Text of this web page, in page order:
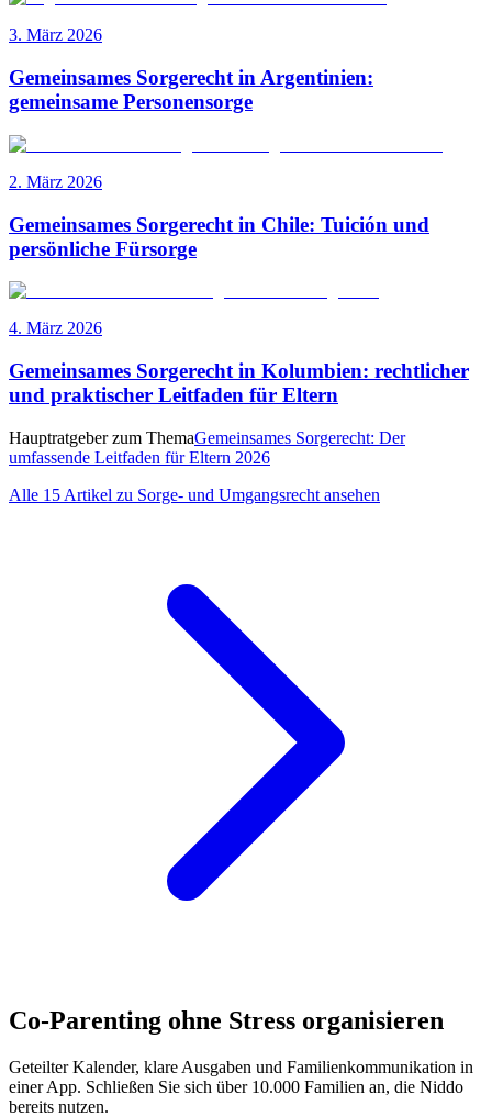
3. März 2026
Gemeinsames Sorgerecht in Argentinien:
gemeinsame Personensorge
2. März 2026
Gemeinsames Sorgerecht in Chile: Tuición und
persönliche Fürsorge
4. März 2026
Gemeinsames Sorgerecht in Kolumbien: rechtlicher
und praktischer Leitfaden für Eltern
Hauptratgeber zum ThemaGemeinsames Sorgerecht: Der
umfassende Leitfaden für Eltern 2026
Alle 15 Artikel zu Sorge- und Umgangsrecht ansehen
Co-Parenting ohne Stress organisieren
Geteilter Kalender, klare Ausgaben und Familienkommunikation in
einer App. Schließen Sie sich über 10.000 Familien an, die Niddo
bereits nutzen.